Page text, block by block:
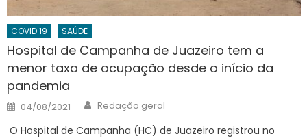
COVID 19 SAÚDE
Hospital de Campanha de Juazeiro tem a
menor taxa de ocupação desde o início da
pandemia
Posted
on
04/08/2021 Author
Redação geral
O Hospital de Campanha (HC) de Juazeiro registrou no